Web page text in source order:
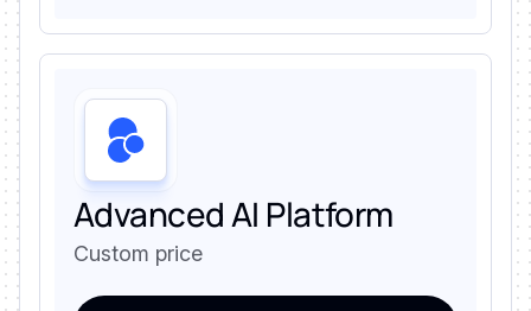
Advanced AI Platform
Custom price